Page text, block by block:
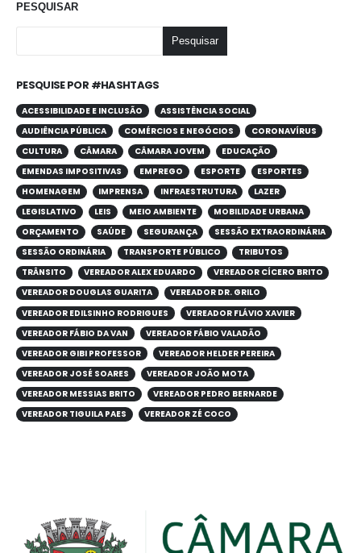
PESQUISAR
Pesquisar
PESQUISE POR #HASHTAGS
ACESSIBILIDADE E INCLUSÃO
ASSISTÊNCIA SOCIAL
AUDIÊNCIA PÚBLICA
COMÉRCIOS E NEGÓCIOS
CORONAVÍRUS
CULTURA
CÂMARA CÂMARA JOVEM
EDUCAÇÃO
EMENDAS IMPOSITIVAS
EMPREGO ESPORTE
ESPORTES
HOMENAGEM
IMPRENSA INFRAESTRUTURA
LAZER
LEGISLATIVO
LEIS MEIO AMBIENTE
MOBILIDADE URBANA
ORÇAMENTO
SAÚDE SEGURANÇA
SESSÃO EXTRAORDINÁRIA
SESSÃO ORDINÁRIA
TRANSPORTE PÚBLICO
TRIBUTOS
TRÂNSITO
VEREADOR ALEX EDUARDO
VEREADOR CÍCERO BRITO
VEREADOR DOUGLAS GUARITA
VEREADOR DR. GRILO
VEREADOR EDILSINHO RODRIGUES
VEREADOR FLÁVIO XAVIER
VEREADOR FÁBIO DA VAN
VEREADOR FÁBIO VALADÃO
VEREADOR GIBI PROFESSOR
VEREADOR HELDER PEREIRA
VEREADOR JOSÉ SOARES
VEREADOR JOÃO MOTA
VEREADOR MESSIAS BRITO
VEREADOR PEDRO BERNARDE
VEREADOR TIGUILA PAES
VEREADOR ZÉ COCO